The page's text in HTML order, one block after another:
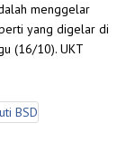
menggelar
yang digelar di
(16/10). UKT